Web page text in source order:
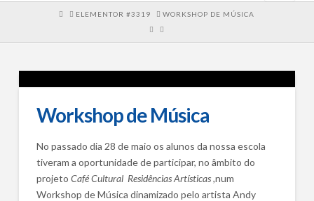
HOMEELEMENTOR #3319 WORKSHOP DE MÚSICA
Workshop de Música
No passado dia 28 de maio os alunos da nossa escola
tiveram a oportunidade de participar, no âmbito do
projeto Café Cultural Residências Artísticas ,num
Workshop de Música dinamizado pelo artista Andy